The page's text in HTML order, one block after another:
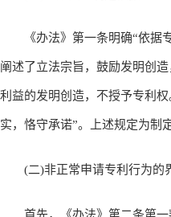
《办法》第一条明确“依据专
阐述了立法宗旨，鼓励发明创
利益的发明创造，不授予专利
实，恪守承诺”。上述规定为制
(二)非正常申请专利行为的
首先，《办法》第二条第一